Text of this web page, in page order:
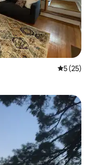
5 (25)